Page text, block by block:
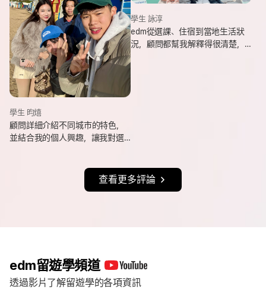
學生 昀熺
顧問詳細介紹不同城市的特色，
並結合我的個人興趣，讓我對選
學生 詠淳
edm從選課、住宿到當地生活狀
況，顧問都幫我解釋得很清楚，
查看更多評論
edm留遊學頻道
透過影片了解留遊學的各項資訊